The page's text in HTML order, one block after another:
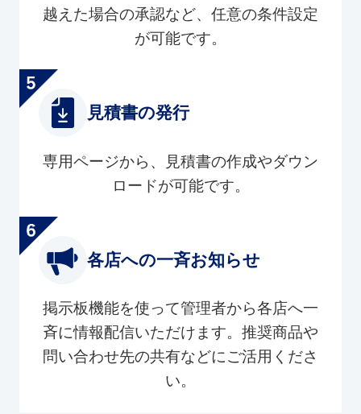
越えた場合の承認など、任意の条件設定
が可能です。
見積書の発行
専用ページから、見積書の作成やダウン
ロードが可能です。
各店への一斉お知らせ
掲示板機能を使って管理者から各店へ一
斉に情報配信いただけます。推奨商品や
問い合わせ先の共有などにご活用くださ
い。